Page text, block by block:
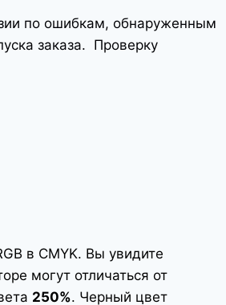
по ошибкам, обнаруженным
заказа. Проверку
в CMYK. Вы увидите
могут отличаться от
250%. Черный цвет